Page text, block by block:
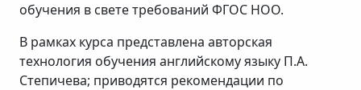
обучения в свете требований ФГОС НОО.
В рамках курса представлена авторская
технология обучения английскому языку П.А.
Степичева; приводятся рекомендации по